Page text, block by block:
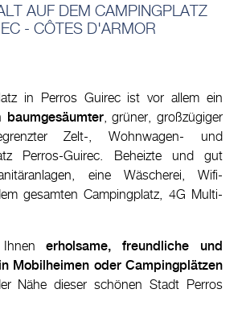
AUF DEM CAMPINGPLATZ
- CÔTES D'ARMOR
in Perros Guirec ist vor allem ein
baumgesäumter, grüner, großzügiger
Zelt-, Wohnwagen- und
Perros-Guirec. Beheizte und gut
eine Wäscherei, Wifi-
gesamten Campingplatz, 4G Multi-
Ihnenerholsame, freundliche und
Mobilheimen oder Campingplätzen
Nähe dieser schönen Stadt Perros